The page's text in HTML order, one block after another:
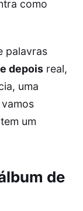
como
palavras
depoisreal,
uma
um
de